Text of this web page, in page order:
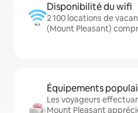
Disponibilité du wifi
2 100 locations de
(Mount Pleasant)
Équipements
Les voyageurs
Mount Pleasant